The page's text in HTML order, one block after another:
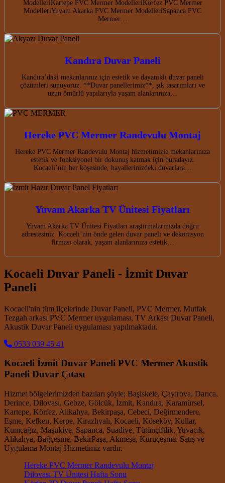
ModelleriKartepe PVC Mermer ModelleriKörfez PVC Mermer
ModelleriYuvam Akarka PVC Mermer ModelleriSapanca PVC
Mermer…
Kandıra Duvar Paneli
Kandıra’daki mekanlarınız için estetik ve dayanıklı duvar paneli
çözümleri sunuyoruz. **Duvar panellerimiz**, şık tasarımları ve
uzun ömürlü yapılarıyla yaşam alanlarınıza…
Hereke PVC Mermer Randevulu Montaj
Hereke PVC Mermer Randevulu Montaj hizmetimizle mekanlarınıza
estetik ve fonksiyonel bir dokunuş katmak için buradayız.
Kocaeli’nin her köşesinde, hayallerinizdeki duvarlara…
Yuvam Akarka TV Ünitesi Fiyatları
Yuvam Akarka TV Ünitesi Fiyatları araştırmalarınızda doğru
adrestesiniz. Kocaeli’nin önde gelen duvar paneli ve dekorasyon
firması olarak, yaşam alanlarınıza estetik…
Kocaeli Duvar Paneli - İzmit Duvar
Paneli
Kocaeli'nin tüm ilçelerinde Duvar Paneli, PVC Mermer, Mutfak
Tezgah arkası PVC Mermer uygulaması, TV Arkası Duvar Paneli,
Akustik Duvar Paneli uygulaması yapılmaktadır.
0533 039 45 41
Kocaeli İzmit Duvar Paneli PVC Mermer Akustik
Paneli Duvar Çıtası
Hizmet bölgelerimizden bazıları şöyle; Başiskele, Çayırova, Darıca,
Derince, Dilovası, Gebze, Gölcük, İzmit, Kandıra, Karamürsel,
Kartepe, Körfez, Alikahya, Bekirpaşa, Cebeci, Değirmendere,
Eşme, Kefken, Kerpe, Kirazlıyalı, Kocaeli, Köseköy, Kullar,
Kumcağız, Maşukiye, Sapanca, Suadiye, Tütünçiftlik, Yuvacık,
Alikahya, Bağçeşme, BekirPaşa, Akmeşe, Kuruçeşme. Satış ve
Uygulama Montaj Hizmetimiz vardır.
Hereke PVC Mermer Randevulu Montaj
Dilovası TV Ünitesi Hafta Sonu